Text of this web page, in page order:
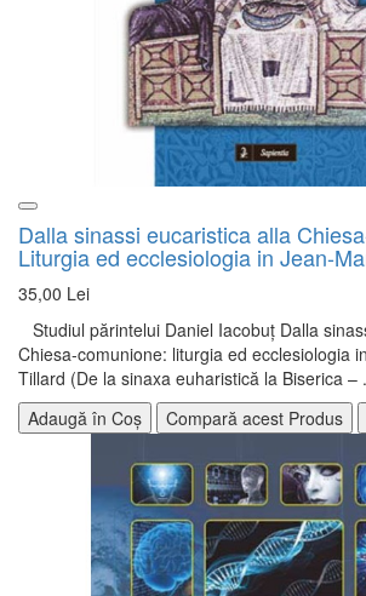
Dalla sinassi eucaristica alla
Liturgia ed ecclesiologia in Jean-
35,00 Lei
Studiul părintelui Daniel Iacobuț Dalla
Chiesa-comunione: liturgia ed ecclesiologia
Tillard (De la sinaxa euharistică la Biserica –
Adaugă în Coș
Compară acest Produs